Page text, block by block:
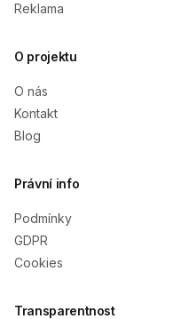
Reklama
O projektu
O nás
Kontakt
Blog
Právní info
Podmínky
GDPR
Cookies
Transparentnost